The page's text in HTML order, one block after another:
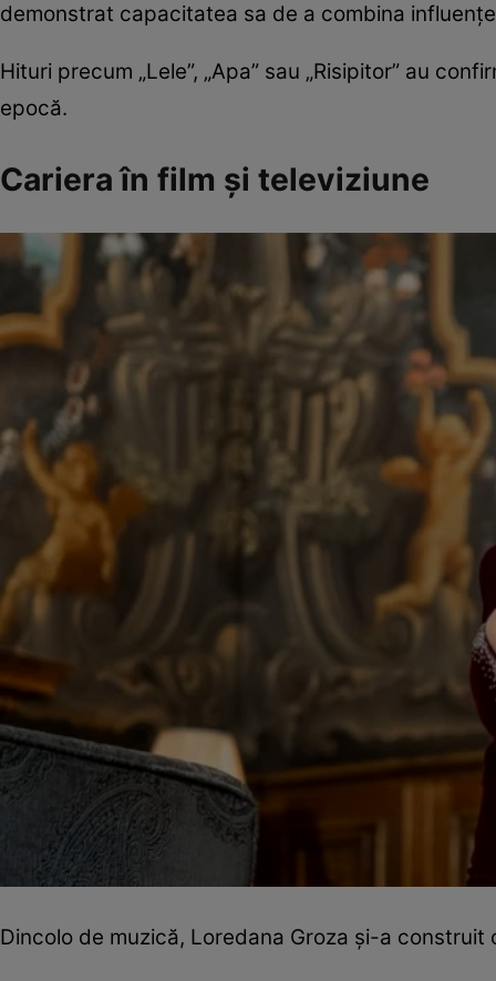
demonstrat capacitatea sa de a combina
Hituri precum „Lele”, „Apa” sau „Risipitor” au
epocă.
Cariera în film și televiziune
Dincolo de muzică, Loredana Groza și-a construit